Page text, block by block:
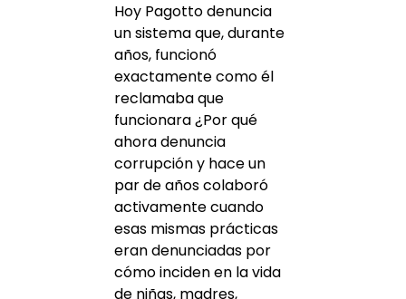
Hoy Pagotto denuncia
un sistema que, durante
años, funcionó
exactamente como él
reclamaba que
funcionara ¿Por qué
ahora denuncia
corrupción y hace un
par de años colaboró
activamente cuando
esas mismas prácticas
eran denunciadas por
cómo inciden en la vida
de niñas, madres,